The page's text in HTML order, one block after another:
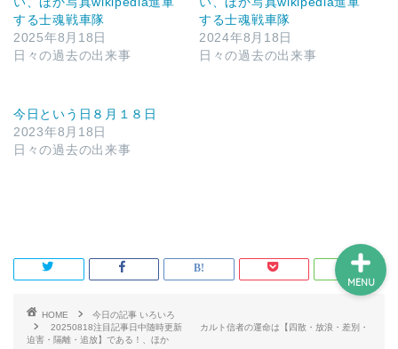
する士魂戦車隊
2025年8月18日
日々の過去の出来事
する士魂戦車隊
2024年8月18日
日々の過去の出来事
今日という日８月１８日
2023年8月18日
日々の過去の出来事
HOME
今日の記事 いろいろ
20250818注目記事日中随時更新 カルト信者の運命は【四散・放浪・差別・
迫害・隔離・追放】である！、ほか
MENU
ホーム
プロフィール